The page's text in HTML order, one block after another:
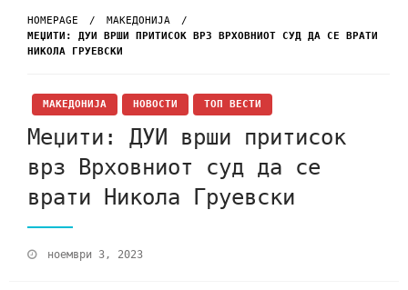
HOMEPAGE
МАКЕДОНИЈА
МЕЏИТИ: ДУИ ВРШИ ПРИТИСОК ВРЗ ВРХОВНИОТ СУД ДА СЕ ВРАТИ
НИКОЛА ГРУЕВСКИ
МАКЕДОНИЈА НОВОСТИ ТОП ВЕСТИ
Меџити: ДУИ врши притисок
врз Врховниот суд да се
врати Никола Груевски
ноември 3, 2023